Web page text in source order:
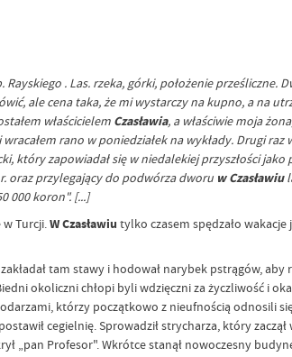
Rayskiego . Las. rzeka, górki, położenie prześliczne.
ale cena taka, że mi wystarczy na kupno, a na
właścicielem Czasławia, a właściwie moja
rano w poniedziałek na wykłady. Drugi
zapowiadał się w niedalekiej przyszłości jako
oraz przylegający do podwórza dworu w Czasławiu
000 koron". [...]
Turcji. W Czasławiu tylko czasem spędzało
tam stawy i hodował narybek pstrągów,
okoliczni chłopi byli wdzięczni za życzliwość i
którzy początkowo z nieufnością odnosili
cegielnię. Sprowadził strycharza, który
„pan Profesor". Wkrótce stanął nowoczesny